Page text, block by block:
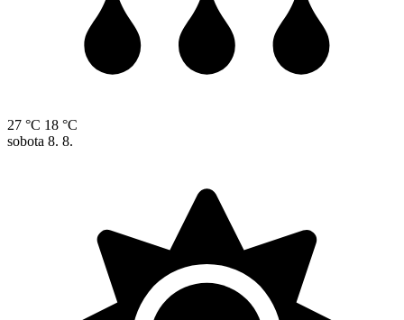
27 °C 18 °C
sobota 8. 8.